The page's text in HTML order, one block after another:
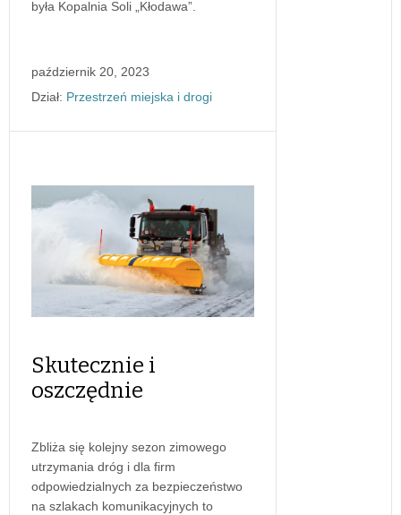
była Kopalnia Soli „Kłodawa”.
październik 20, 2023
Dział: Przestrzeń miejska i drogi
Skutecznie i
oszczędnie
Zbliża się kolejny sezon zimowego
utrzymania dróg i dla firm
odpowiedzialnych za bezpieczeństwo
na szlakach komunikacyjnych to